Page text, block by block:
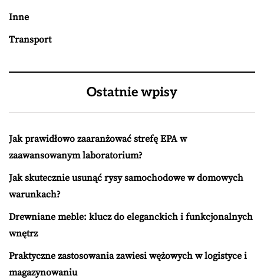
Inne
Transport
Ostatnie wpisy
Jak prawidłowo zaaranżować strefę EPA w
zaawansowanym laboratorium?
Jak skutecznie usunąć rysy samochodowe w domowych
warunkach?
Drewniane meble: klucz do eleganckich i funkcjonalnych
wnętrz
Praktyczne zastosowania zawiesi wężowych w logistyce i
magazynowaniu